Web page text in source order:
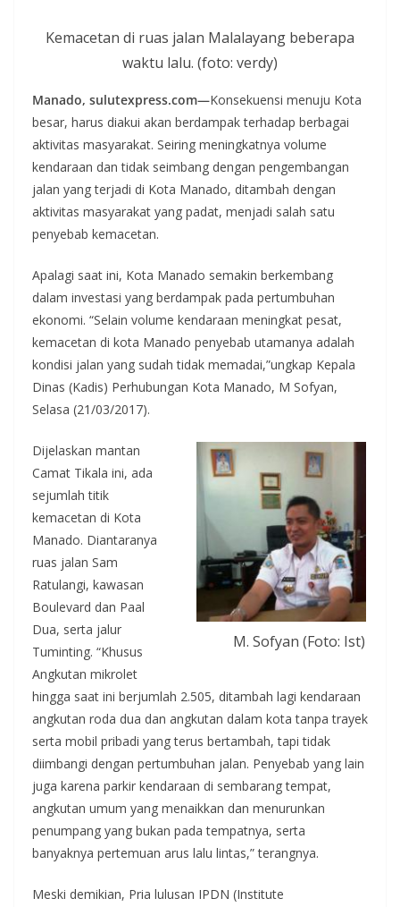
Kemacetan di ruas jalan Malalayang beberapa
waktu lalu. (foto: verdy)
Manado, sulutexpress.com—Konsekuensi menuju Kota
besar, harus diakui akan berdampak terhadap berbagai
aktivitas masyarakat. Seiring meningkatnya volume
kendaraan dan tidak seimbang dengan pengembangan
jalan yang terjadi di Kota Manado, ditambah dengan
aktivitas masyarakat yang padat, menjadi salah satu
penyebab kemacetan.
Apalagi saat ini, Kota Manado semakin berkembang
dalam investasi yang berdampak pada pertumbuhan
ekonomi. “Selain volume kendaraan meningkat pesat,
kemacetan di kota Manado penyebab utamanya adalah
kondisi jalan yang sudah tidak memadai,”ungkap Kepala
Dinas (Kadis) Perhubungan Kota Manado, M Sofyan,
Selasa (21/03/2017).
M. Sofyan (Foto: Ist)
Dijelaskan mantan
Camat Tikala ini, ada
sejumlah titik
kemacetan di Kota
Manado. Diantaranya
ruas jalan Sam
Ratulangi, kawasan
Boulevard dan Paal
Dua, serta jalur
Tuminting. “Khusus
Angkutan mikrolet
hingga saat ini berjumlah 2.505, ditambah lagi kendaraan
angkutan roda dua dan angkutan dalam kota tanpa trayek
serta mobil pribadi yang terus bertambah, tapi tidak
diimbangi dengan pertumbuhan jalan. Penyebab yang lain
juga karena parkir kendaraan di sembarang tempat,
angkutan umum yang menaikkan dan menurunkan
penumpang yang bukan pada tempatnya, serta
banyaknya pertemuan arus lalu lintas,” terangnya.
Meski demikian, Pria lulusan IPDN (Institute